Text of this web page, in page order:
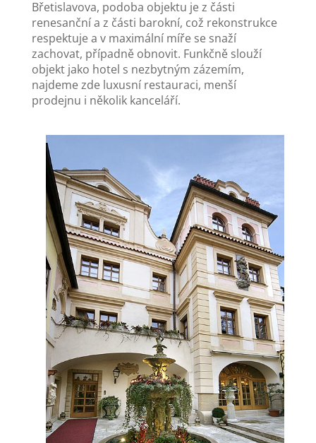
Břetislavova, podoba objektu je z části
renesanční a z části barokní, což rekonstrukce
respektuje a v maximální míře se snaží
zachovat, případně obnovit. Funkčně slouží
objekt jako hotel s nezbytným zázemím,
najdeme zde luxusní restauraci, menší
prodejnu i několik kanceláří.